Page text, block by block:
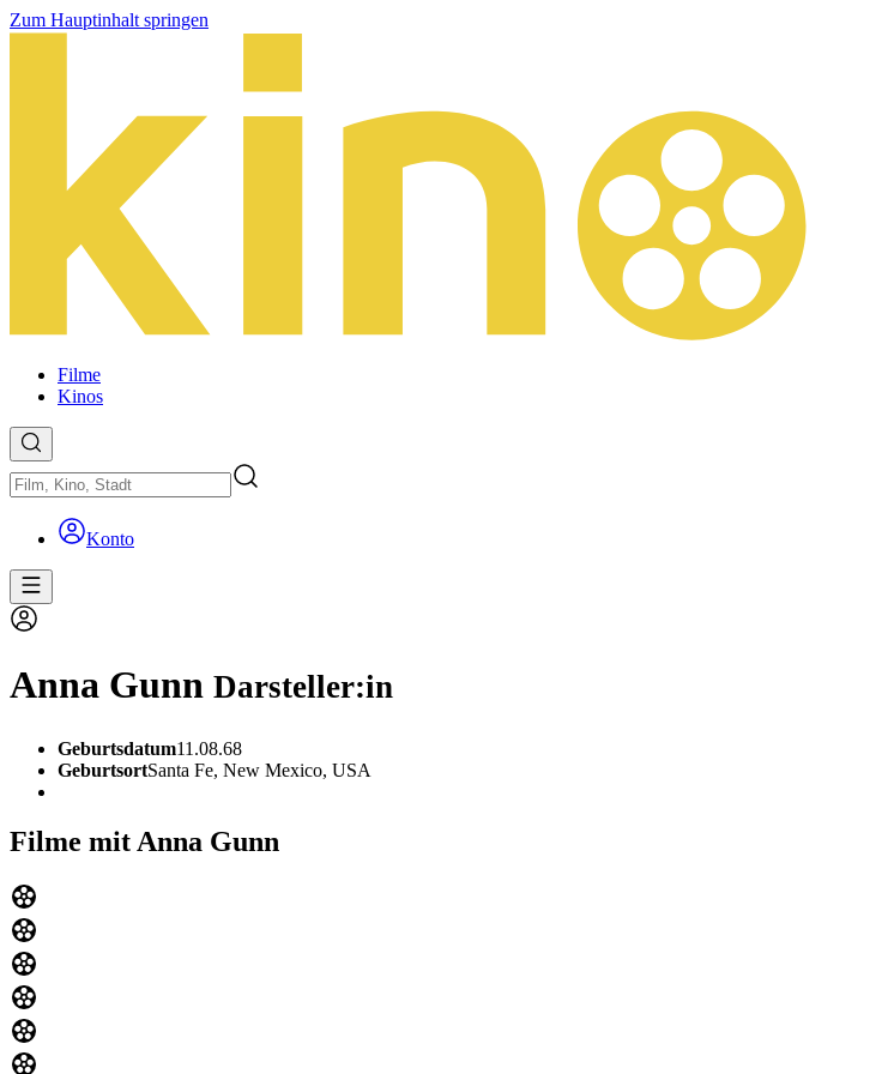
Zum Hauptinhalt springen
Filme
Kinos
Konto
Anna Gunn Darsteller:in
Geburtsdatum11.08.68
GeburtsortSanta Fe, New Mexico, USA
Filme mit Anna Gunn